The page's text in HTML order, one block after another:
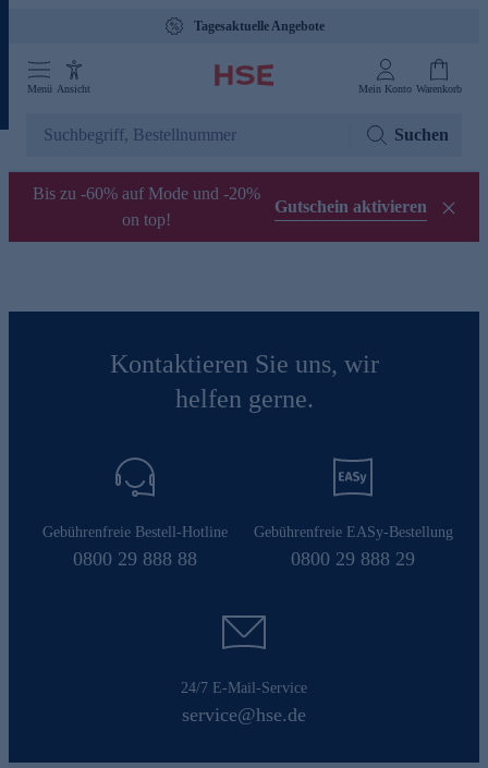
Tagesaktuelle Angebote
Menü Ansicht Mein Konto Warenkorb
Suchen
Bis zu -60% auf Mode und -20%
on top!
Gutschein aktivieren
Kontaktieren Sie uns, wir
helfen gerne.
Gebührenfreie Bestell-Hotline
0800 29 888 88
Gebührenfreie EASy-Bestellung
0800 29 888 29
24/7 E-Mail-Service
service@hse.de